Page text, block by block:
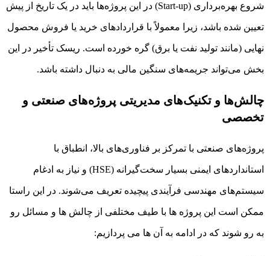
شروع بهره‌برداری (Start-up) در این پروژه‌ها باید در یک تاریخ از پیش
تعیین شده باشد، زیرا معمولاً با قراردادهای خرید یا فروش محصول
نهایی (مانند تولید نفت یا برق) گره خورده است. ریسک تأخیر در این
بخش می‌تواند جریمه‌های سنگین مالی به دنبال داشته باشد.
چالش‌ها و تکنیک‌های مدیریتی پروژه‌های صنعتی و
تخصصی
پروژه‌های صنعتی با تمرکز بر فناوری‌های بالا، انطباق با
استانداردهای ایمنی بسیار سخت‌گیرانه (HSE) و نیاز به ادغام
سیستم‌های مهندسی فرآیندی پیچیده تعریف می‌شوند. در این راستا
ممکن است این پروژه ها با طیف مختلفی از چالش ها و مسائل رو
به رو شوند که در ادامه به آن ها می پردازیم: